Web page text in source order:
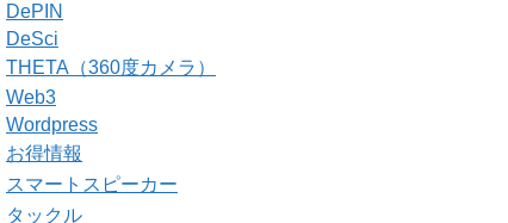
DePIN
DeSci
THETA（360度カメラ）
Web3
Wordpress
お得情報
スマートスピーカー
タックル